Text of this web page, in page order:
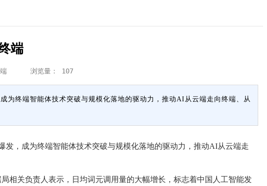
端
终端 浏览量： 107
为终端智能体技术突破与规模化落地的驱动力，推动AI从云端走向终端、从
，成为终端智能体技术突破与规模化落地的驱动力，推动AI从云端走
关负责人表示，日均词元调用量的大幅增长，标志着中国人工智能发